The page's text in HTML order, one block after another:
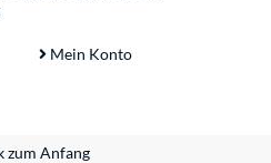
Mein Konto
zum Anfang